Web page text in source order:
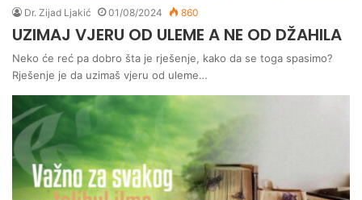
Dr. Zijad Ljakić 01/08/2024 860
UZIMAJ VJERU OD ULEME A NE OD DŽAHILA
Neko će reć pa dobro šta je rješenje, kako da se toga spasimo?
Rješenje je da uzimaš vjeru od uleme…